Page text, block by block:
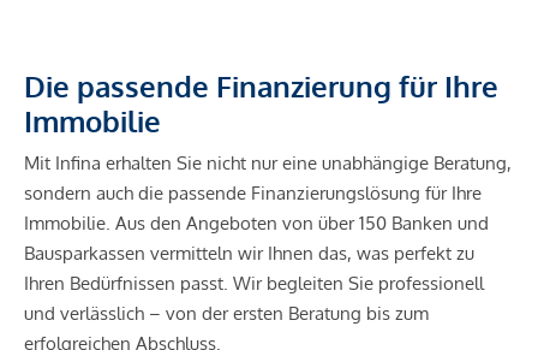
Die passende Finanzierung für Ihre
Immobilie
Mit Infina erhalten Sie nicht nur eine unabhängige Beratung,
sondern auch die passende Finanzierungslösung für Ihre
Immobilie. Aus den Angeboten von über 150 Banken und
Bausparkassen vermitteln wir Ihnen das, was perfekt zu
Ihren Bedürfnissen passt. Wir begleiten Sie professionell
und verlässlich – von der ersten Beratung bis zum
erfolgreichen Abschluss.